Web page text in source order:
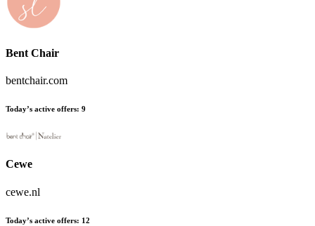
Bent Chair
bentchair.com
Today’s active offers: 9
Cewe
cewe.nl
Today’s active offers: 12